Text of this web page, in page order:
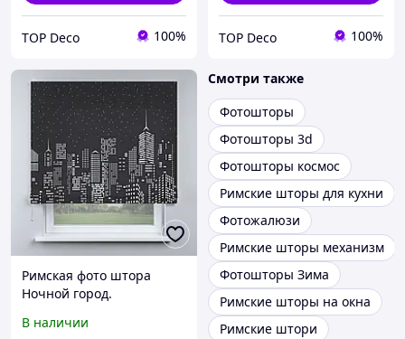
TOP Deco 100% TOP Deco 100%
Римская фото штора
Ночной город.
В наличии
Смотри также
Фотошторы
Фотошторы 3d
Фотошторы космос
Римские шторы для кухни
Фотожалюзи
Римские шторы механизм
Фотошторы Зима
Римские шторы на окна
Римские штори